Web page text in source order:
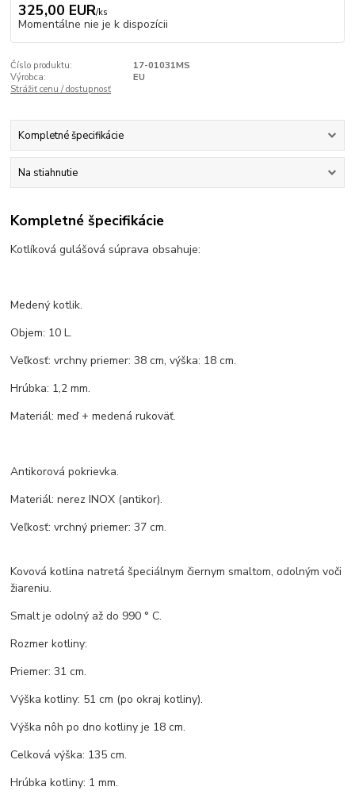
325,00 EUR/ks
Momentálne nie je k dispozícii
Číslo produktu:
17-01031MS
Výrobca:
EU
Strážiť cenu / dostupnosť
Kompletné špecifikácie
Na stiahnutie
Kompletné špecifikácie
Kotlíková gulášová súprava obsahuje:
Medený kotlik.
Objem: 10 L.
Veľkosť: vrchny priemer: 38 cm, výška: 18 cm.
Hrúbka: 1,2 mm.
Materiál: meď + medená rukoväť.
Antikorová pokrievka.
Materiál: nerez INOX (antikor).
Veľkosť: vrchný priemer: 37 cm.
Kovová kotlina natretá špeciálnym čiernym smaltom, odolným voči
žiareniu.
Smalt je odolný až do 990 ° C.
Rozmer kotliny:
Priemer: 31 cm.
Výška kotliny: 51 cm (po okraj kotliny).
Výška nôh po dno kotliny je 18 cm.
Celková výška: 135 cm.
Hrúbka kotliny: 1 mm.